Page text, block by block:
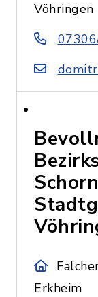
Vöhringen
Erkheim